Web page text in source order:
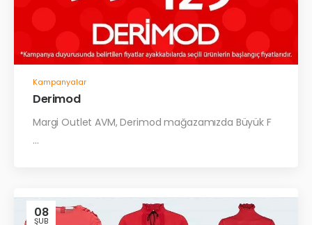
Kampanyalar
Derimod
Margi Outlet AVM, Derimod mağazamızda Büyük F
...
08
ŞUB